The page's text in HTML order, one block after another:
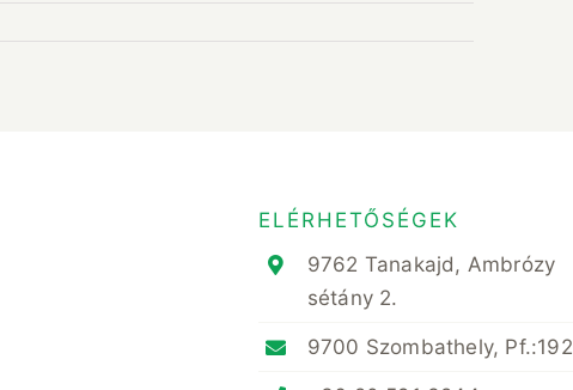
ELÉRHETŐSÉGEK
9762 Tanakajd, Ambrózy
sétány 2.
9700 Szombathely, Pf.:192